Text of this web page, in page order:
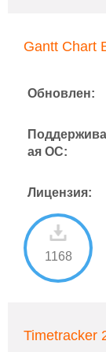
Gantt Chart
Обновлен:
ая ОС:
Лицензия:
1168
Timetracker